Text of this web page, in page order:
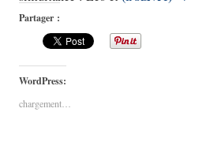
Partager :
WordPress:
chargement…